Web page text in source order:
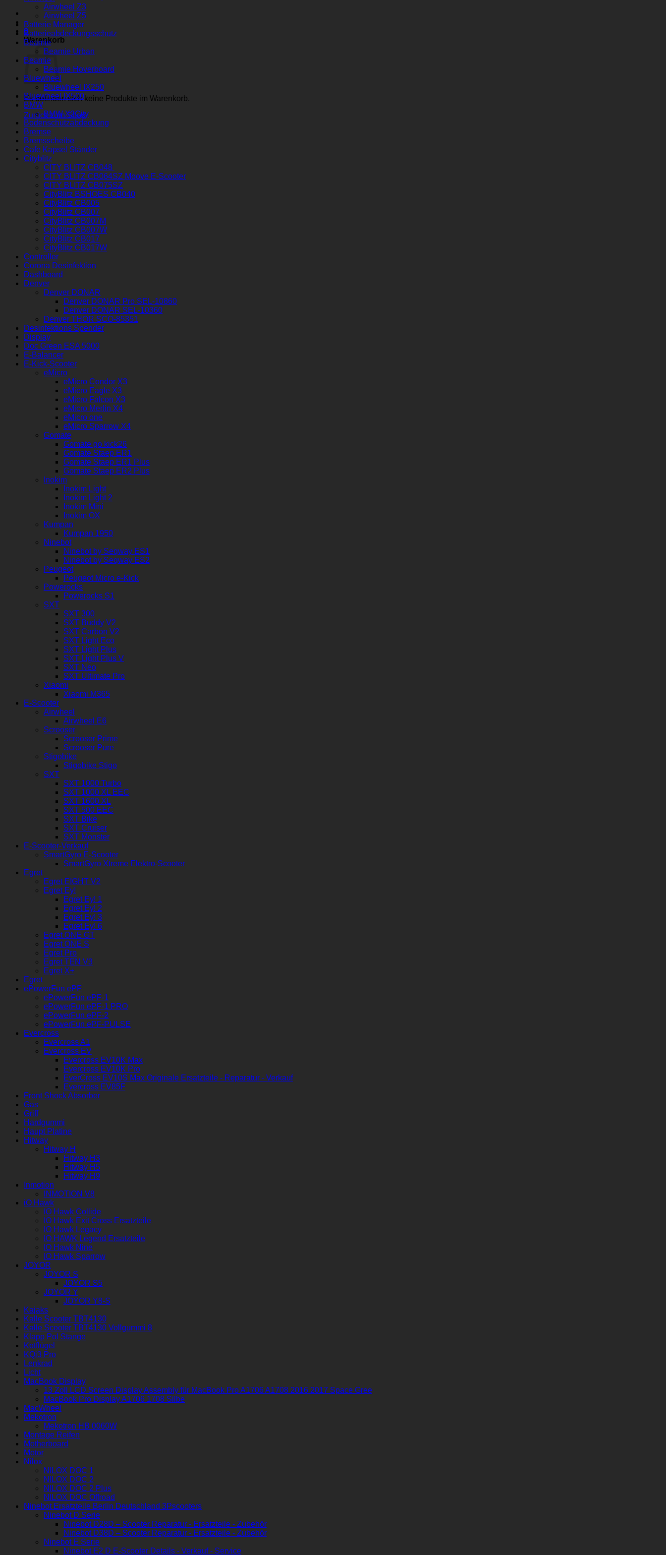
0
Warenkorb
Es befinden sich keine Produkte im Warenkorb.
Zurück zum Shop
Airwheel Z3
Airwheel Z5
Batterie Manager
Batterieabdeckungsschutz
Beamie
Beamie Urban
Beamie
Beamie Hoverboard
Bluewheel
Bluewheel IX250
Bluewheel IX500
BMW
BMW X2City
Bodenschutzabdeckung
Bremse
Bremsscheibe
Cafe Kapsel Ständer
Cityblitz
CITY BLITZ CB048
CITY BLITZ CB064SZ Moove E-Scooter
CITY BLITZ CB075SZ
CityBlitz BSHOES CB040
CityBlitz CB005
CityBlitz CB007
CityBlitz CB007M
CityBlitz CB007W
CityBlitz CB017
CityBlitz CB017W
Controller
Corona Desinfektion
Dashboard
Denver
Denver DONAR
Denver DONAR Pro SEL-10860
Denver DONAR SEL-10360
Denver THOR SCO-85351
Desinfektions Spender
Display
Doc Green ESA 5000
E-Balancer
E-Kick-Scooter
eMicro
eMicro Condor X3
eMicro Eagle X3
eMicro Falcon X3
eMicro Merlin X4
eMicro one
eMicro Sparrow X4
Gomate
Gomate go kick26
Gomate Staep ER1
Gomate Staep ER1 Plus
Gomate Staep ER2 Plus
Inokim
Inokim Light
Inokim Light 2
Inokim Mini
Inokim OX
Kumpan
Kumpan 1950
Ninebot
Ninebot by Seqway ES1
Ninebot by Seqway ES2
Peugeot
Peugeot Micro e-Kick
Powerocks
Powerocks S1
SXT
SXT 300
SXT Buddy V2
SXT Carbon V2
SXT Light Eco
SXT Light Plus
SXT Light Plus V
SXT Neo
SXT Ultimate Pro
Xiaomi
Xiaomi M365
E-Scooter
Airwheel
Airwheel E6
Scrooser
Scrooser Prime
Scrooser Pure
Stigobike
Stigobike Stigo
SXT
SXT 1000 Turbo
SXT 1000 XL EEC
SXT 1600 XL
SXT 500 EEC
SXT Bike
SXT Cruiser
SXT Monster
E-Scooter-Verkauf
SmartGyro E-Scooter
SmartGyro Xtreme Elektro-Scooter
Egret
Egret EIGHT V2
Egret Ey!
Egret Ey! 1
Egret Ey! 2
Egret Ey! 3
Egret Ey! 6
Egret ONE GT
Egret ONE S
Egret Pro
Egret TEN V3
Egret X+
Egret
ePowerFun ePF
ePowerFun ePF-1
ePowerFun ePF-1 PRO
ePowerFun ePF-2
ePowerFun ePF-PULSE
Evercross
Evercross A1
Evercross EV
Evercross EV10K Max
Evercross EV10K Pro
EverCross EV10S Max Originale Ersatzteile - Reparatur - Verkauf
Evercross EV85F
Front Shock Absorber
Gas
Griff
Hardgummi
Haupt Platine
Hitway
Hitway H
Hitway H3
Hitway H5
Hitway H9
Inmotion
INMOTION V8
iO Hawk
IO Hawk Collide
IO Hawk Exit Cross Ersatzteile
IO Hawk Legacy
IO HAWK Legend Ersatzteile
IO Hawk Nine
IO Hawk Sparrow
JOYOR
JOYOR S
JOYOR S5
JOYOR Y
JOYOR Y8-S
Kajaks
Kalle Scooter TBT4130
Kalle Scooter TBT4130 Vollgummi 8
Klapp Pol Stange
Kotflügel
KQi3 Pro
Lenkrad
Licht
MacBook Display
13 Zoll LCD Screen Display Assembly für MacBook Pro A1706 A1708 2016 2017 Space Gree
MacBook Pro Display A1706 1708 Silbe
MacWheel
Mekotron
Mekotron HB 0060W
Montage Reifen
Motherboard
Motor
Nilox
NILOX DOC 1
NILOX DOC 2
NILOX DOC 2 Plus
NILOX DOC Offroad
Ninebot Ersatzteile Berlin Deutschland 3Pscooters
Ninebot D Serie
Ninebot D28D – Scooter Reparatur - Ersatzteile - Zubehör
Ninebot D38D – Scooter Reparatur - Ersatzteile - Zubehör
Ninebot E Serie
Ninebot E2 D E-Scooter Details - Verkauf - Service